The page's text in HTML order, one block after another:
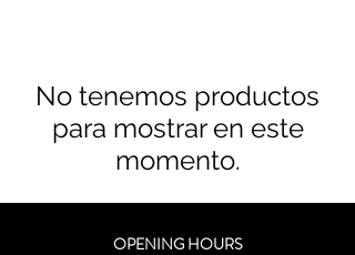
No tenemos productos
para mostrar en este
momento.
OPENING HOURS